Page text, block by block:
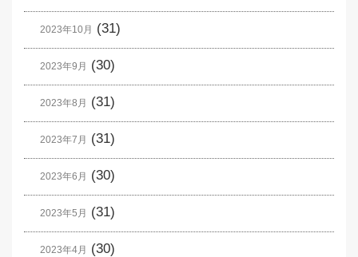
2023年10月 (31)
2023年9月 (30)
2023年8月 (31)
2023年7月 (31)
2023年6月 (30)
2023年5月 (31)
2023年4月 (30)